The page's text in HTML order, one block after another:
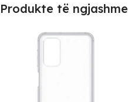
Produkte të ngjashme